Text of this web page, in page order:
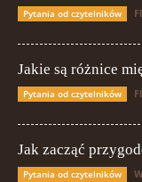
Pytania od czytelników
Jakie są różnice
Pytania od czytelników
Jak zacząć
Pytania od czytelników